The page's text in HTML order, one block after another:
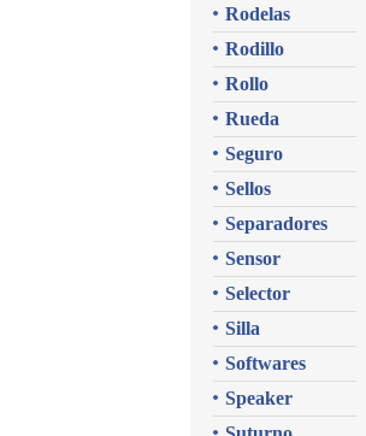
Rodelas
Rodillo
Rollo
Rueda
Seguro
Sellos
Separadores
Sensor
Selector
Silla
Softwares
Speaker